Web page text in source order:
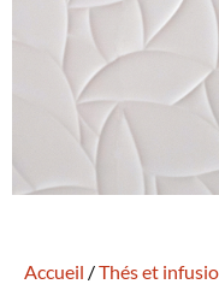
Accueil /Thés et